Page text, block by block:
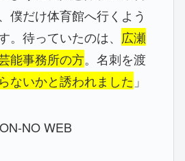
僕だけ体育館へ行くよう
。待っていたのは、 広瀬
能事務所の方。名刺を渡
ないかと誘われました 」
NO WEB